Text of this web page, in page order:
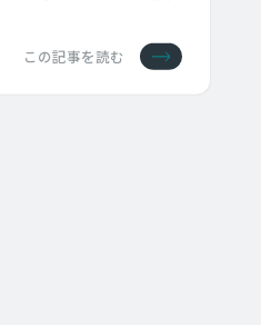
この記事を読む